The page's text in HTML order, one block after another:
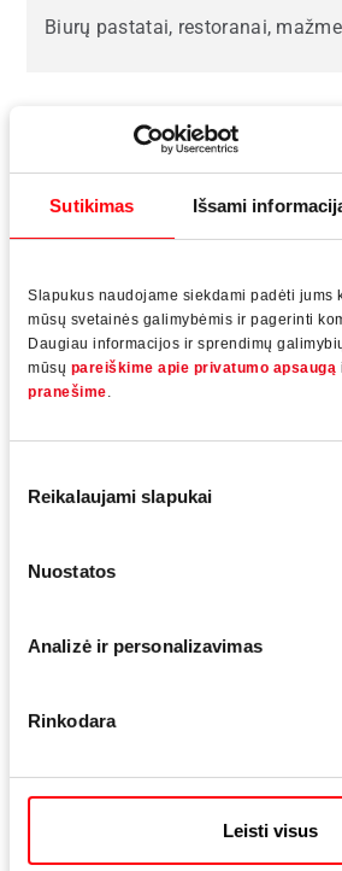
Sutikimas Išsami
Slapukus naudojame siekdami padėti jums
mūsų svetainės galimybėmis ir pagerinti
Daugiau informacijos ir sprendimų
mūsų pareiškime apie privatumo apsaugą
pranešime
pasirinkimas
Reikalaujami slapukai
Nuostatos
Analizė ir personalizavimas
Rinkodara
Leisti visus
Biurų pastatai, restoranai,
Pastato aukštis
(Bokšte)
Sistemos ir profiliai
Josef Gartner GmbH
Aliuminis
Jūsų partneris